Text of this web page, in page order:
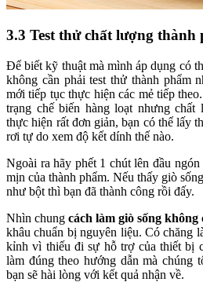
3.3 Test thử chất lượng thành
Để biết kỹ thuật mà mình áp dụng có
không cần phải test thử thành phẩm
mới tiếp tục thực hiện các mẻ tiếp
trạng chế biến hàng loạt nhưng
thực hiện rất đơn giản, bạn có thể lấy
rơi tự do xem độ kết dính thế nào.
Ngoài ra hãy phết 1 chút lên đầu
mịn của thành phẩm. Nếu thấy giò
như bột thì bạn đã thành công rồi đấy.
Nhìn chung cách làm giò sống không
khâu chuẩn bị nguyên liệu. Có chăng
kỉnh vì thiếu đi sự hỗ trợ của thiết bị
làm đúng theo hướng dẫn mà chúng
bạn sẽ hài lòng với kết quả nhận về.